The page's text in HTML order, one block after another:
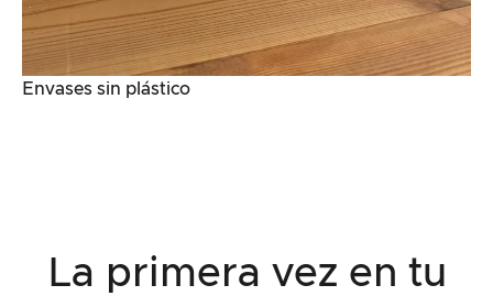
Envases sin plástico
La primera vez en tu